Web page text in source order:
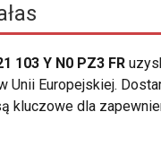
103 Y N0 PZ3 FR
Europejskiej.
kluczowe dla